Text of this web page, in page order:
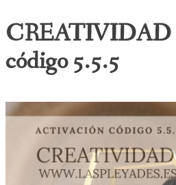
CREATIVIDAD
código 5.5.5